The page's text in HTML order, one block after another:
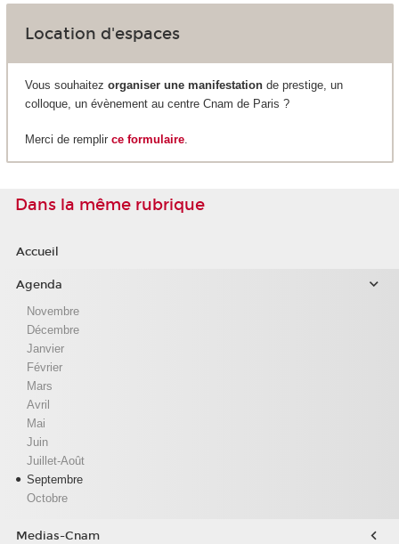
Location d'espaces
Vous souhaitez organiser une manifestationde prestige, un
colloque, un évènement au centre Cnam de Paris ?
Merci de remplir ce formulaire.
Dans la même rubrique
Accueil
Agenda
Novembre
Décembre
Janvier
Février
Mars
Avril
Mai
Juin
Juillet-Août
Septembre
Octobre
Medias-Cnam